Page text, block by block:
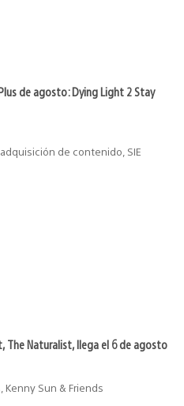
de agosto: Dying Light 2 Stay
de contenido, SIE
The Naturalist, llega el 6 de agosto
Sun & Friends